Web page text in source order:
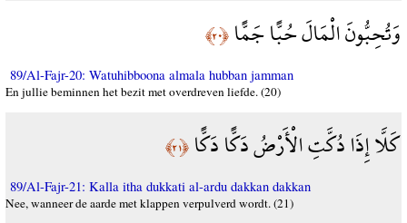
وَتُحِبُّونَ الْمَالَ حُبًّا جَمًّا﴿٢٠﴾
89/Al-Fajr-20: Watuhibboona almala hubban jamman
En jullie beminnen het bezit met overdreven liefde. (20)
كَلَّا إِذَا دُكَّتِ الْأَرْضُ دَكًّا دَكًّا﴿٢١﴾
89/Al-Fajr-21: Kalla itha dukkati al-ardu dakkan dakkan
Nee, wanneer de aarde met klappen verpulverd wordt. (21)